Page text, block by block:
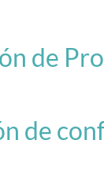
de
de